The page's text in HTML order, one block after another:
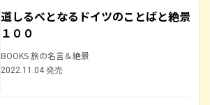
道しるべとなるドイツのことばと絶景
１００
BOOKS 旅の名言＆絶景
2022.11.04 発売